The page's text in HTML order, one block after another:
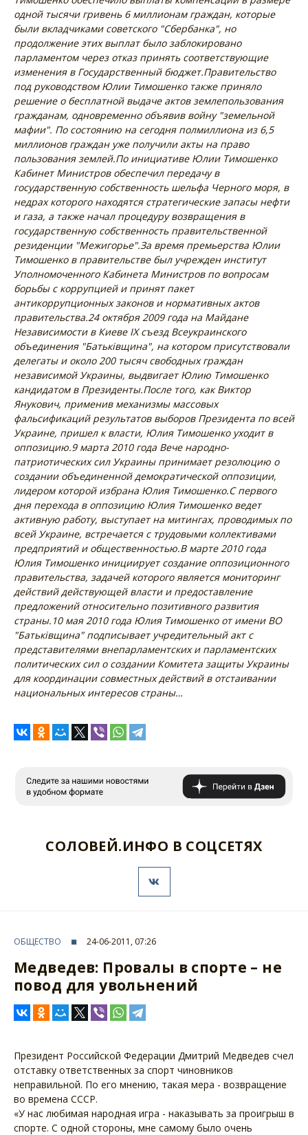
одной тысячи гривень 6 миллионам граждан, которые
были вкладчиками советского "Сбербанка", но
продолжение этих выплат было заблокировано
парламентом через отказ принять соответствующие
изменения в Государственный бюджет.Правительство
под руководством Юлии Тимошенко также приняло
решение о бесплатной выдаче актов землепользования
гражданам, одновременно объявив войну "земельной
мафии". По состоянию на сегодня полмиллиона из 6,5
миллионов граждан уже получили акты на право
пользования землей.По инициативе Юлии Тимошенко
Кабинет Министров обеспечил передачу в
государственную собственность шельфа Черного моря, в
недрах которого находятся стратегические запасы нефти
и газа, а также начал процедуру возвращения в
государственную собственность правительственной
резиденции "Межигорье".За время премьерства Юлии
Тимошенко в правительстве был учрежден институт
Уполномоченного Кабинета Министров по вопросам
борьбы с коррупцией и принят пакет
антикоррупционных законов и нормативных актов
правительства.24 октября 2009 года на Майдане
Независимости в Киеве IX съезд Всеукраинского
объединения "Батьківщина", на котором присутствовали
делегаты и около 200 тысяч свободных граждан
независимой Украины, выдвигает Юлию Тимошенко
кандидатом в Президенты.После того, как Виктор
Янукович, применив механизмы массовых
фальсификаций результатов выборов Президента по всей
Украине, пришел к власти, Юлия Тимошенко уходит в
оппозицию.9 марта 2010 года Вече народно-
патриотических сил Украины принимает резолюцию о
создании объединенной демократической оппозиции,
лидером которой избрана Юлия Тимошенко.С первого
дня перехода в оппозицию Юлия Тимошенко ведет
активную работу, выступает на митингах, проводимых по
всей Украине, встречается с трудовыми коллективами
предприятий и общественностью.В марте 2010 года
Юлия Тимошенко инициирует создание оппозиционного
правительства, задачей которого является мониторинг
действий действующей власти и предоставление
предложений относительно позитивного развития
страны. 10 мая 2010 года Юлия Тимошенко от имени ВО
"Батьківщина" подписывает учредительный акт с
представителями внепарламентских и парламентских
политических сил о создании Комитета защиты Украины
для координации совместных действий в отстаивании
национальных интересов страны…
СОЛОВЕЙ.ИНФО В СОЦСЕТЯХ
ОБЩЕСТВО 24-06-2011, 07:26
Медведев: Провалы в спорте – не
повод для увольнений
Президент Российской Федерации Дмитрий Медведев счел
отставку ответственных за спорт чиновников
неправильной. По его мнению, такая мера - возвращение
во времена СССР.
«У нас любимая народная игра - наказывать за проигрыш в
спорте. С одной стороны, мне самому было очень